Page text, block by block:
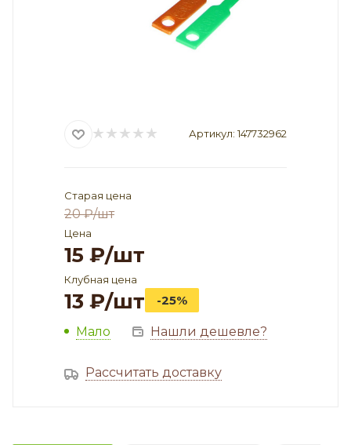
Артикул: 147732962
Старая цена
20₽/шт
Цена
15 ₽/шт
Клубная цена
13 ₽/шт -25%
Мало Нашли дешевле?
Рассчитать доставку